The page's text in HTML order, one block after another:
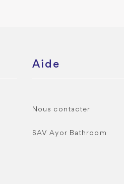
Aide
Nous contacter
SAV Ayor Bathroom